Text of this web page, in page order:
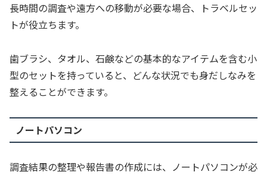
長時間の調査や遠方への移動が必要な場合、トラベルセッ
トが役立ちます。
歯ブラシ、タオル、石鹸などの基本的なアイテムを含む小
型のセットを持っていると、どんな状況でも身だしなみを
整えることができます。
ノートパソコン
調査結果の整理や報告書の作成には、ノートパソコンが必